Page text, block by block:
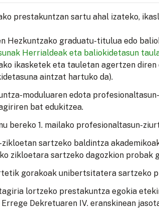
prestakuntzan sartu ahal izateko,
Hezkuntzako graduatu-titulua edo
Herrialdeak eta baliokidetasun
ikasketek eta tauletan agertzen
aintzat hartuko da).
moduluaren edota
bat edukitzea.
bereko 1. mailako profesionaltasun-
sartzeko baldintza
zikloetara sartzeko dagozkion probak
gorakoak unibertsitatera sartzeko
lortzeko prestakuntza egokia
Dekretuaren IV. eranskinean